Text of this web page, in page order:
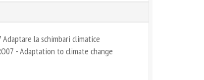
la schimbari climatice
- Adaptation to climate change